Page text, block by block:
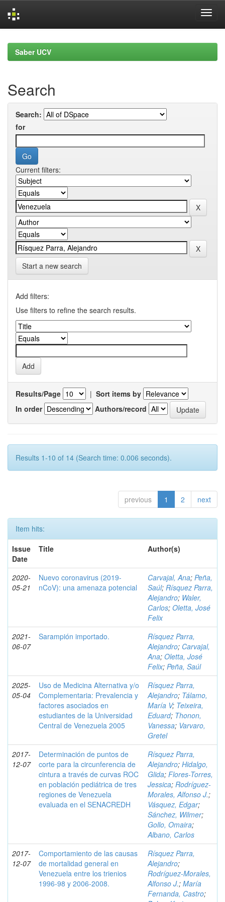
navigationSaber UCV
Search
Search:
for
Current filters:
Start a new search
Add filters:
Use filters to refine the search results.
Results/Page | Sort items by
In order
Authors/record
Results 1-10 of 14 (Search time: 0.006 seconds).
previous 1 2 next
Item hits:
Issue
Date
Title Author(s)
2020-
05-21
Nuevo coronavirus (2019-
nCoV): una amenaza potencial
Carvajal, Ana; Peña,
Saúl; Rísquez Parra,
Alejandro; Waler,
Carlos; Oletta, José
Felix
2021-
06-07
Sarampión importado.
Rísquez Parra,
Alejandro; Carvajal,
Ana; Oletta, José
Felix; Peña, Saúl
2025-
05-04
Uso de Medicina Alternativa y/o
Complementaria: Prevalencia y
factores asociados en
estudiantes de la Universidad
Central de Venezuela 2005
Rísquez Parra,
Alejandro; Tálamo,
María V; Teixeira,
Eduard; Thonon,
Vanessa; Varvaro,
Gretel
2017-
12-07
Determinación de puntos de
corte para la circunferencia de
cintura a través de curvas ROC
en población pediátrica de tres
regiones de Venezuela
evaluada en el SENACREDH
Rísquez Parra,
Alejandro; Hidalgo,
Glida; Flores-Torres,
Jessica; Rodríguez-
Morales, Alfonso J.;
Vásquez, Edgar;
Sánchez, Wilmer;
Gollo, Omaira;
Albano, Carlos
2017-
12-07
Comportamiento de las causas
de mortalidad general en
Venezuela entre los trienios
1996-98 y 2006-2008.
Rísquez Parra,
Alejandro;
Rodríguez-Morales,
Alfonso J.; María
Fernanda, Castro;